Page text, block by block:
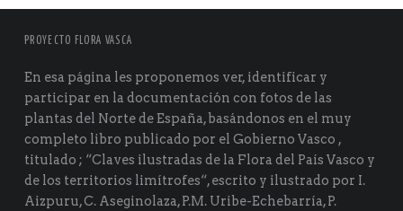
PROYECTO FLORA VASCA
En esa página les proponemos ver, identificar y
participar en la documentación con fotos de las
plantas del Norte de España, basándonos en el muy
completo libro publicado por el Gobierno Vasco ,
titulado ; “Claves ilustradas de la Flora del País Vasco y
de los territorios limítrofes“, escrito y ilustrado por I.
Aizpuru, C. Aseginolaza, P.M. Uribe-Echebarría, P.